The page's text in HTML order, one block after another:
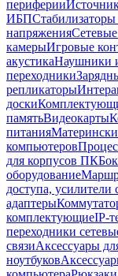
периферии
ИБП
напряжения
камерыИгровые
акустикаНаушники
переходники
репликаторы
доски
памятьВидеокарты
питания
компьютеров
для корпусов ПК
оборудование
доступа, усилители
адаптеры
комплектующиеIP-
переходники
связиАксессуары
ноутбуков